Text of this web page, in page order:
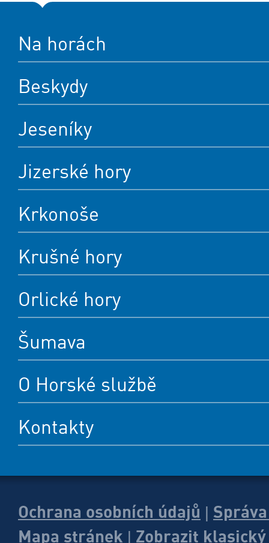
Na horách
Beskydy
Jeseníky
Jizerské hory
Krkonoše
Krušné hory
Orlické hory
Šumava
O Horské službě
Kontakty
Ochrana osobních údajů
Mapa stránek
Zobrazit